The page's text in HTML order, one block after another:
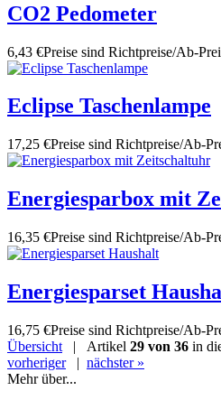
CO2 Pedometer
6,43 €Preise sind Richtpreise/Ab-
Eclipse Taschenlampe
17,25 €Preise sind Richtpreise/Ab-
Energiesparbox mit
16,35 €Preise sind Richtpreise/Ab-
Energiesparset
16,75 €Preise sind Richtpreise/Ab-
Übersicht | Artikel 29 von 36 in
vorheriger| nächster »
Mehr über...